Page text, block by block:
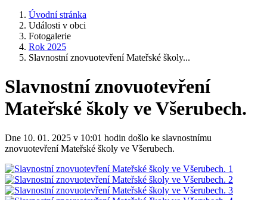
Úvodní stránka
Události v obci
Fotogalerie
Rok 2025
Slavnostní znovuotevření Mateřské školy...
Slavnostní znovuotevření
Mateřské školy ve Všerubech.
Dne 10. 01. 2025 v 10:01 hodin došlo ke slavnostnímu
znovuotevření Mateřské školy ve Všerubech.